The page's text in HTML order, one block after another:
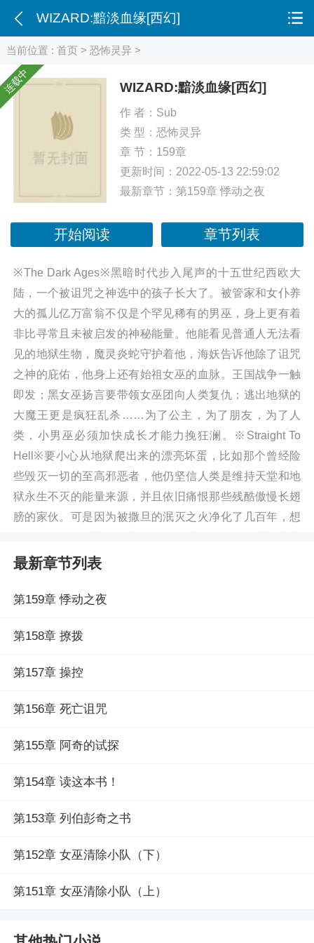
当前位置 :首页 >恐怖灵异 >
连载中 WIZARD:黯淡血缘[西幻]
作 者： Sub
类 型： 恐怖灵异
章 节：159章
更新时间：2022-05-13 22:59:02
最新章节： 第159章 悸动之夜
开始阅读 章节列表
※The Dark Ages※黑暗时代步入尾声的十五世纪西欧大
陆，一个被诅咒之神选中的孩子长大了。被管家和女仆养
大的孤儿亿万富翁不仅是个罕见稀有的男巫，身上更有着
非比寻常且未被启发的神秘能量。他能看见普通人无法看
见的地狱生物，魔灵炎蛇守护着他，海妖告诉他除了诅咒
之神的庇佑，他身上还有始祖女巫的血脉。王国战争一触
即发；黑女巫扬言要带领女巫团向人类复仇；逃出地狱的
大魔王更是疯狂乱杀……为了公主，为了朋友，为了人
类，小男巫必须加快成长才能力挽狂澜。※Straight To
Hell※要小心从地狱爬出来的漂亮坏蛋，比如那个曾经险
些毁灭一切的至高邪恶者，他仍坚信人类是维持天堂和地
狱永生不灭的能量来源，并且依旧痛恨那些残酷傲慢长翅
膀的家伙。可是因为被撒旦的泯灭之火净化了几百年，想
三百英尺外都能闻到。”大魔王在喝下各种恶魔血、天使
杯甘甜蜜饮。※The Devil※以残忍冷血、暴戾无情闻名于
了向强大狠厉的黑女巫复仇，他不惜坠入地狱成为恶魔。
手中接到了捕杀诅咒之神的孩子这个任务。曾被撒旦捉去
地狱囚禁几百年的大魔王倒成了保护小男巫不被墨斯昆汀
人他曾是我的一切我把自己封闭起来等待着他的离开对我
这种痛苦永远不会消失它已经成为了我的一部分我好想他
须知※ 架空 传统西幻 主剧情 群像 围绕男主 成长人物较多
为受出生入死受是人见人宠的善良暴躁小可爱 BG/BL/GL
都有 少量骨科 阅读WIZARD:黯淡血缘[西幻]最新章节请关
最新章节列表
第159章 悸动之夜
第158章 撩拨
第157章 操控
第156章 死亡诅咒
第155章 阿奇的试探
第154章 读这本书！
第153章 列伯彭奇之书
第152章 女巫清除小队（下）
第151章 女巫清除小队（上）
WIZARD:黯淡血缘[西幻]